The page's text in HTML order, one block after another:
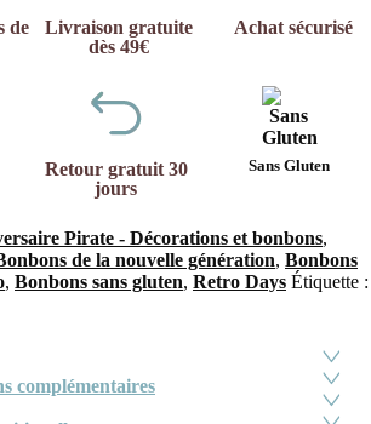
de
Livraison gratuite
dès 49€
Achat sécurisé
Retour gratuit 30
jours
Sans Gluten
Pirate - Décorations et bonbons,
de la nouvelle génération, Bonbons
, Bonbons sans gluten, Retro Days Étiquette :
complémentaires